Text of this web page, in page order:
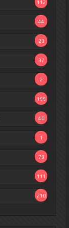
112
44
28
37
2
199
40
1
78
111
210